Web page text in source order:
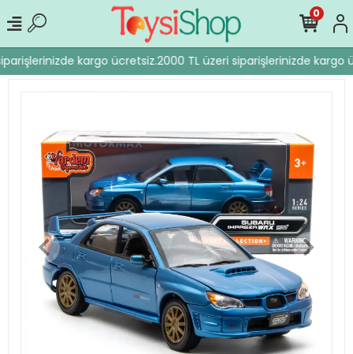
kargo ücretsiz.2000 TL üzeri siparişlerinizde kargo
0